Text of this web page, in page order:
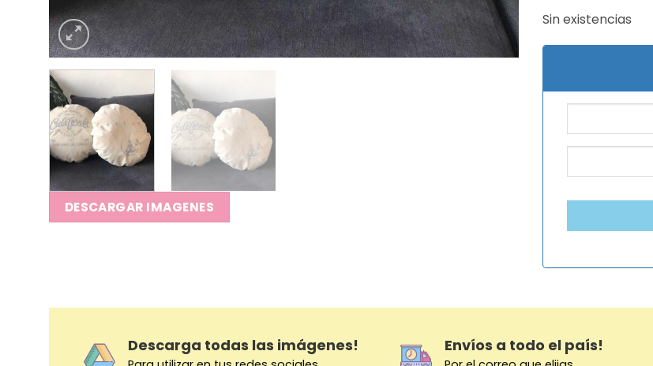
DESCARGAR IMAGENES
Sin existencias
Descarga todas las imágenes! Envíos a todo el país!